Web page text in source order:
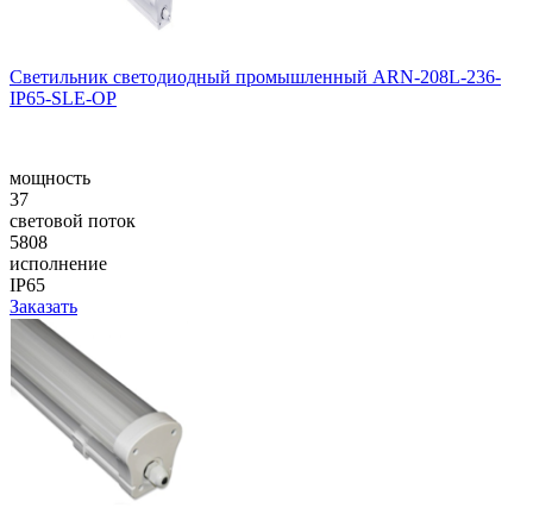
Светильник светодиодный промышленный ARN-208L-236-
IP65-SLE-OP
мощность
37
световой поток
5808
исполнение
IP65
Заказать